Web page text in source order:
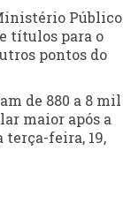
Público
títulos para o
pontos do
de 880 a 8 mil
maior após a
terça-feira, 19,